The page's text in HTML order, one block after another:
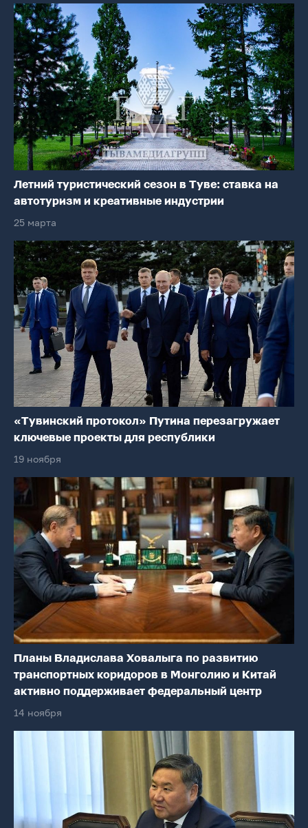
Летний туристический сезон в Туве: ставка на
автотуризм и креативные индустрии
25 марта
«Тувинский протокол» Путина перезагружает
ключевые проекты для республики
19 ноября
Планы Владислава Ховалыга по развитию
транспортных коридоров в Монголию и Китай
активно поддерживает федеральный центр
14 ноября